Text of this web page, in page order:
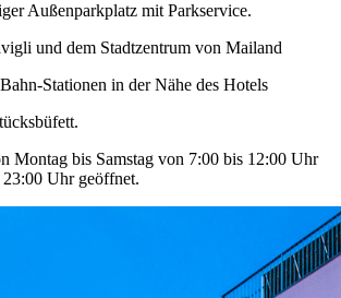
Außenparkplatz mit Parkservice.
und dem Stadtzentrum von Mailand
Stationen in der Nähe des Hotels
Montag bis Samstag von 7:00 bis 12:00 Uhr
Uhr geöffnet.